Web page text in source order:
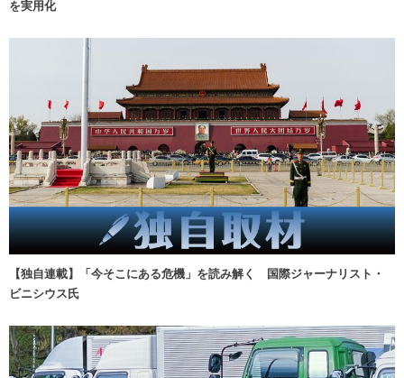
を実用化
【独自連載】「今そこにある危機」を読み解く 国際ジャーナリスト・
ビニシウス氏